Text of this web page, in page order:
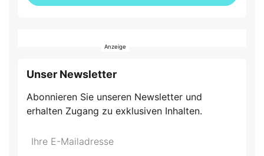
Unser Newsletter
Abonnieren Sie unseren Newsletter und
erhalten Zugang zu exklusiven Inhalten.
Do
*Ihre